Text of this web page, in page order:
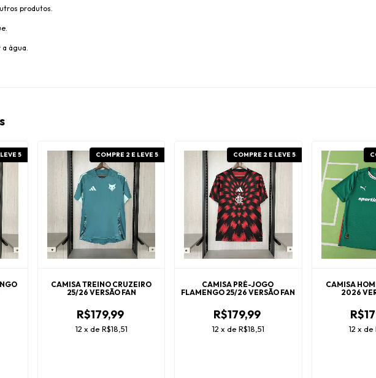
produtos.
água.
5
CAMISA TREINO CRUZEIRO
25/26 VERSÃO FAN
COMPRE 2 E LEVE 5
R$179,99
12 x de R$18,51
CAMISA PRÉ-JOGO
FLAMENGO 25/26 VERSÃO FAN
COMPRE 2 E LEVE 5
R$179,99
12 x de R$18,51
CAMISA
2026
12 xde